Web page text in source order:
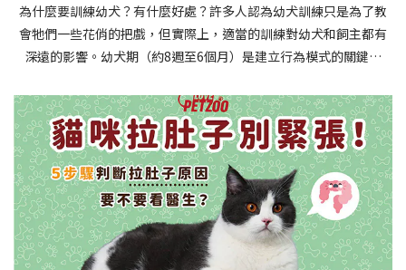
為什麼要訓練幼犬？有什麼好處？許多人認為幼犬訓練只是為了教
會牠們一些花俏的把戲，但實際上，適當的訓練對幼犬和飼主都有
深遠的影響。幼犬期（約8週至6個月）是建立行為模式的關鍵時
的行為問題，並建立人犬間的健康關係。 建立安全健康的生活環境
透過基礎訓練，幼犬能學會家居規則，避免危險行為和破壞家具。
像是「不」和「放下」等指令可以阻止幼犬咬電線或誤食有害物
質，有效降低居家意外風險。規律的如廁訓練則能養成良好衛生習
慣，讓家中環境保持乾淨舒適。增強溝通與信任關係訓練過程就像
建立一種共同語言，幫助你和幼犬更好地理解彼此。當幼犬學會回
應你的指令，不只增加了互動機會，也建立了主人作為領導者的地
位。正向獎勵式訓練更能培養幼犬對你的信任感，強化情感連結，